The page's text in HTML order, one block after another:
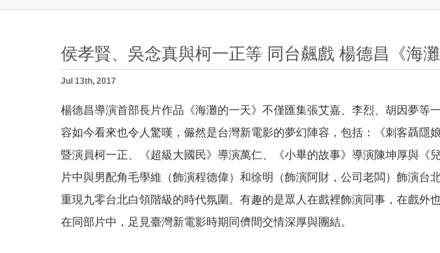
侯孝賢、吳念真與柯一正等 同台飆戲 楊德昌《海
Jul 13th, 2017
楊德昌導演首部長片作品《海灘的一天》不僅匯集張艾嘉、李烈、胡因夢等
容如今看來也令人驚嘆，儼然是台灣新電影的夢幻陣容，包括：《刺客聶隱
暨演員柯一正、《超級大國民》導演萬仁、《小畢的故事》導演陳坤厚與《
片中與男配角毛學維（飾演程德偉）和徐明（飾演阿財，公司老闆）飾演台
重現九零台北白領階級的時代氛圍。有趣的是眾人在戲裡飾演同事，在戲外
在同部片中，足見臺灣新電影時期同儕間交情深厚與團結。